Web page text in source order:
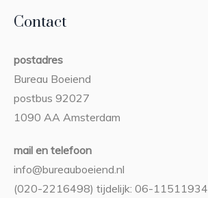
Contact
postadres
Bureau Boeiend
postbus 92027
1090 AA Amsterdam
mail en telefoon
info@bureauboeiend.nl
(020-2216498) tijdelijk: 06-11511934